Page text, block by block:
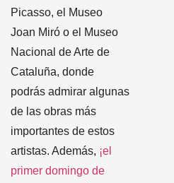
Picasso, el Museo
Joan Miró o el Museo
Nacional de Arte de
Cataluña, donde
podrás admirar algunas
de las obras más
importantes de estos
artistas. Además, ¡el
primer domingo de